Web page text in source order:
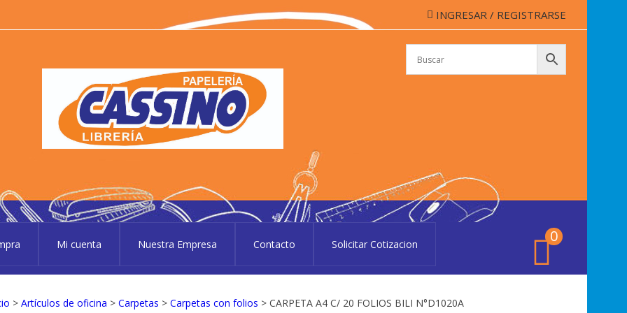
INGRESAR / REGISTRARSE
Mi cuenta Nuestra Empresa Contacto Solicitar Cotizacion 0
> Artículos de oficina > Carpetas > Carpetas con folios > CARPETA A4 C/ 20 FOLIOS BILI N°D1020A